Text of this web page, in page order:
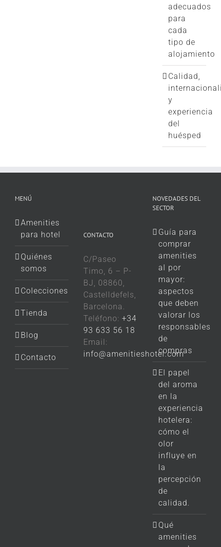
adecuados
para
cada
tipo de
alojamiento
Calidad,
y
experiencia
del
huésped
MENÚ
Amenities
para hotel
Quiénes
somos
Colecciones
Tienda
Blog
Contacto
CONTACTO
C/Paseo
Timo, 6 – P-
BJ, 08860,
Castelldefels,
Barcelona.
Teléfono:+34
93 633 56 18
Email:
info@amenitieshotel.com
NOVEDADES DEL
SECTOR
Guía para
comprar
amenities
al por
mayor:
aspectos
que deben
valorar los
responsables
de
compras
El papel
del aroma
en la
experiencia
hotelera:
cómo el
olor
influye en
la
percepción
de
calidad.
Qué
amenities